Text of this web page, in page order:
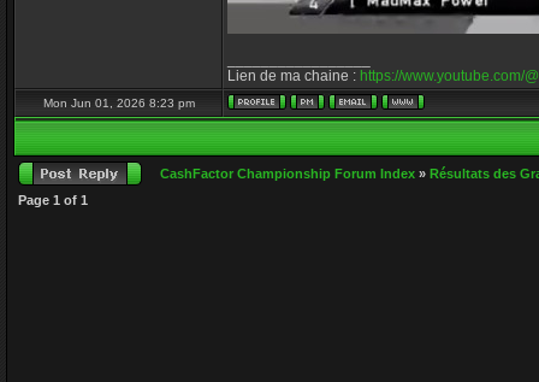
Lien de ma chaine : https://www.youtube.com/
Mon Jun 01, 2026 8:23 pm
CashFactor Championship Forum Index » Résultats des
Page 1 of 1